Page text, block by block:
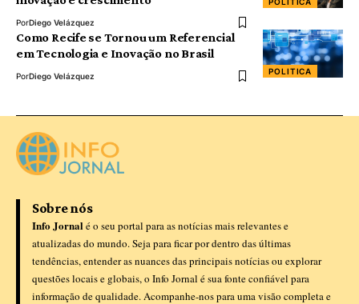
PorDiego Velázquez
POLITICA
Como Recife se Tornou um Referencial
em Tecnologia e Inovação no Brasil
PorDiego Velázquez
Sobre nós
Info Jornal é o seu portal para as notícias mais relevantes e
atualizadas do mundo. Seja para ficar por dentro das últimas
tendências, entender as nuances das principais notícias ou explorar
questões locais e globais, o Info Jornal é sua fonte confiável para
informação de qualidade. Acompanhe-nos para uma visão completa e